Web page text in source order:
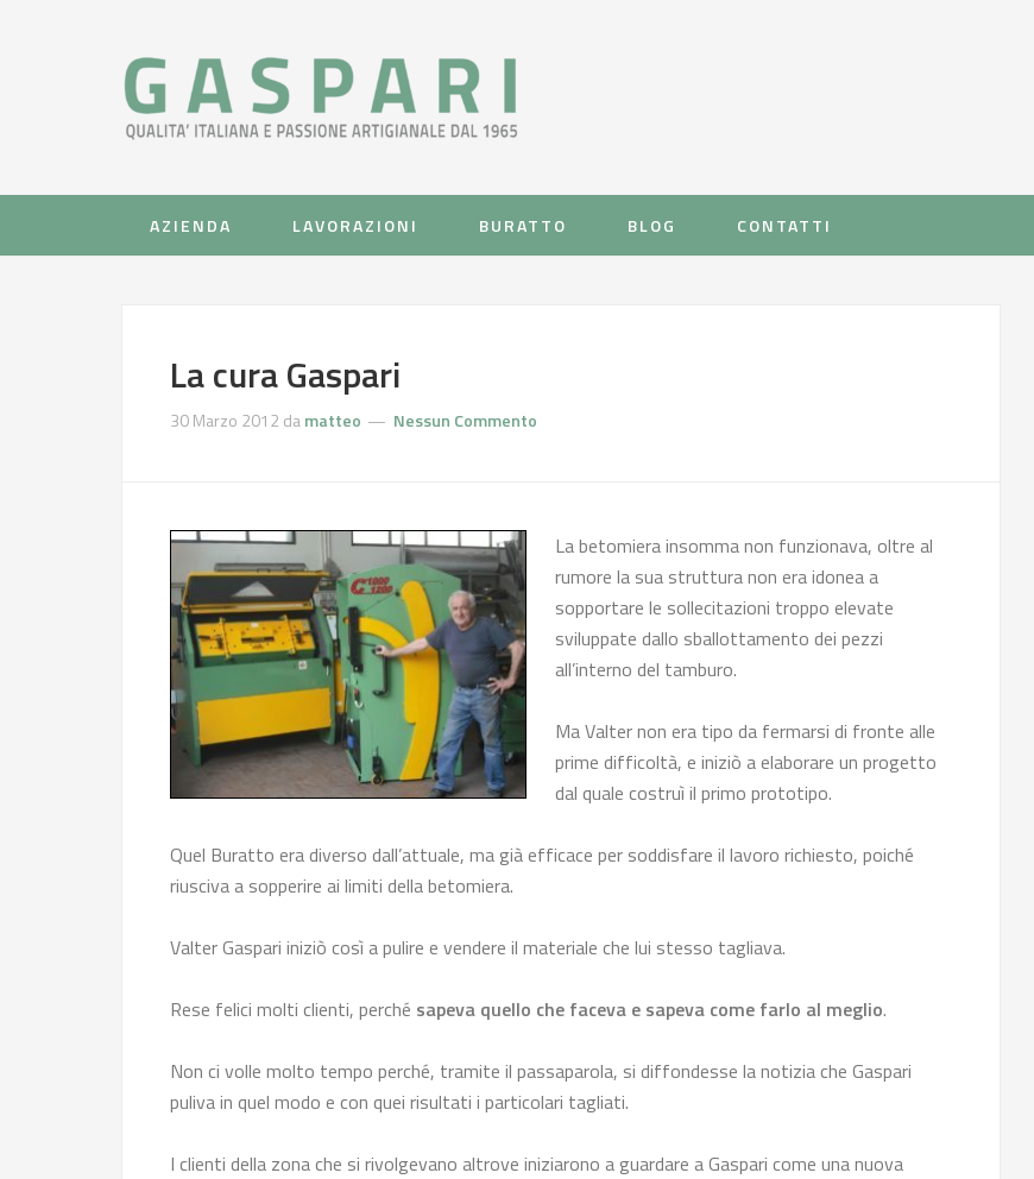
AZIENDA LAVORAZIONI BURATTO BLOG CONTATTI
La cura Gaspari
30 Marzo 2012 damatteo Nessun Commento
La betomiera insomma non funzionava, oltre al
rumore la sua struttura non era idonea a
sopportare le sollecitazioni troppo elevate
sviluppate dallo sballottamento dei pezzi
all’interno del tamburo.
Ma Valter non era tipo da fermarsi di fronte alle
prime difficoltà, e iniziò a elaborare un progetto
dal quale costruì il primo prototipo.
Quel Buratto era diverso dall’attuale, ma già efficace per soddisfare il lavoro richiesto, poiché
riusciva a sopperire ai limiti della betomiera.
Valter Gaspari iniziò così a pulire e vendere il materiale che lui stesso tagliava.
Rese felici molti clienti, perché sapeva quello che faceva e sapeva come farlo al meglio.
Non ci volle molto tempo perché, tramite il passaparola, si diffondesse la notizia che Gaspari
puliva in quel modo e con quei risultati i particolari tagliati.
I clienti della zona che si rivolgevano altrove iniziarono a guardare a Gaspari come una nuova